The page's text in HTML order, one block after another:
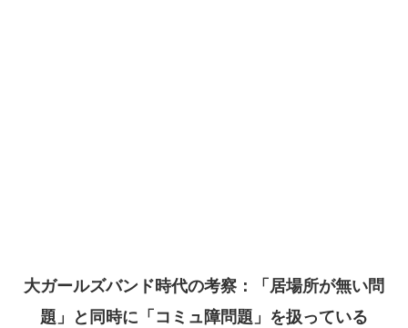
大ガールズバンド時代の考察：「居場所が無い問
題」と同時に「コミュ障問題」を扱っている